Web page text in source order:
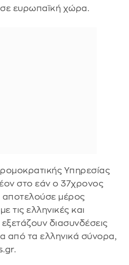
ευρωπαϊκή χώρα.
Υπηρεσίας
στο εάν ο 37χρονος
μέρος
τις ελληνικές και
διασυνδέσεις
από τα ελληνικά σύνορα,